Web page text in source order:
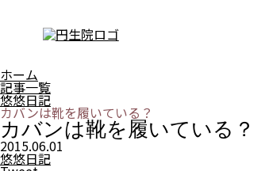
ホーム
記事一覧
悠悠日記
カバンは靴を履いている？
カバンは靴を履いている？
2015.06.01
悠悠日記